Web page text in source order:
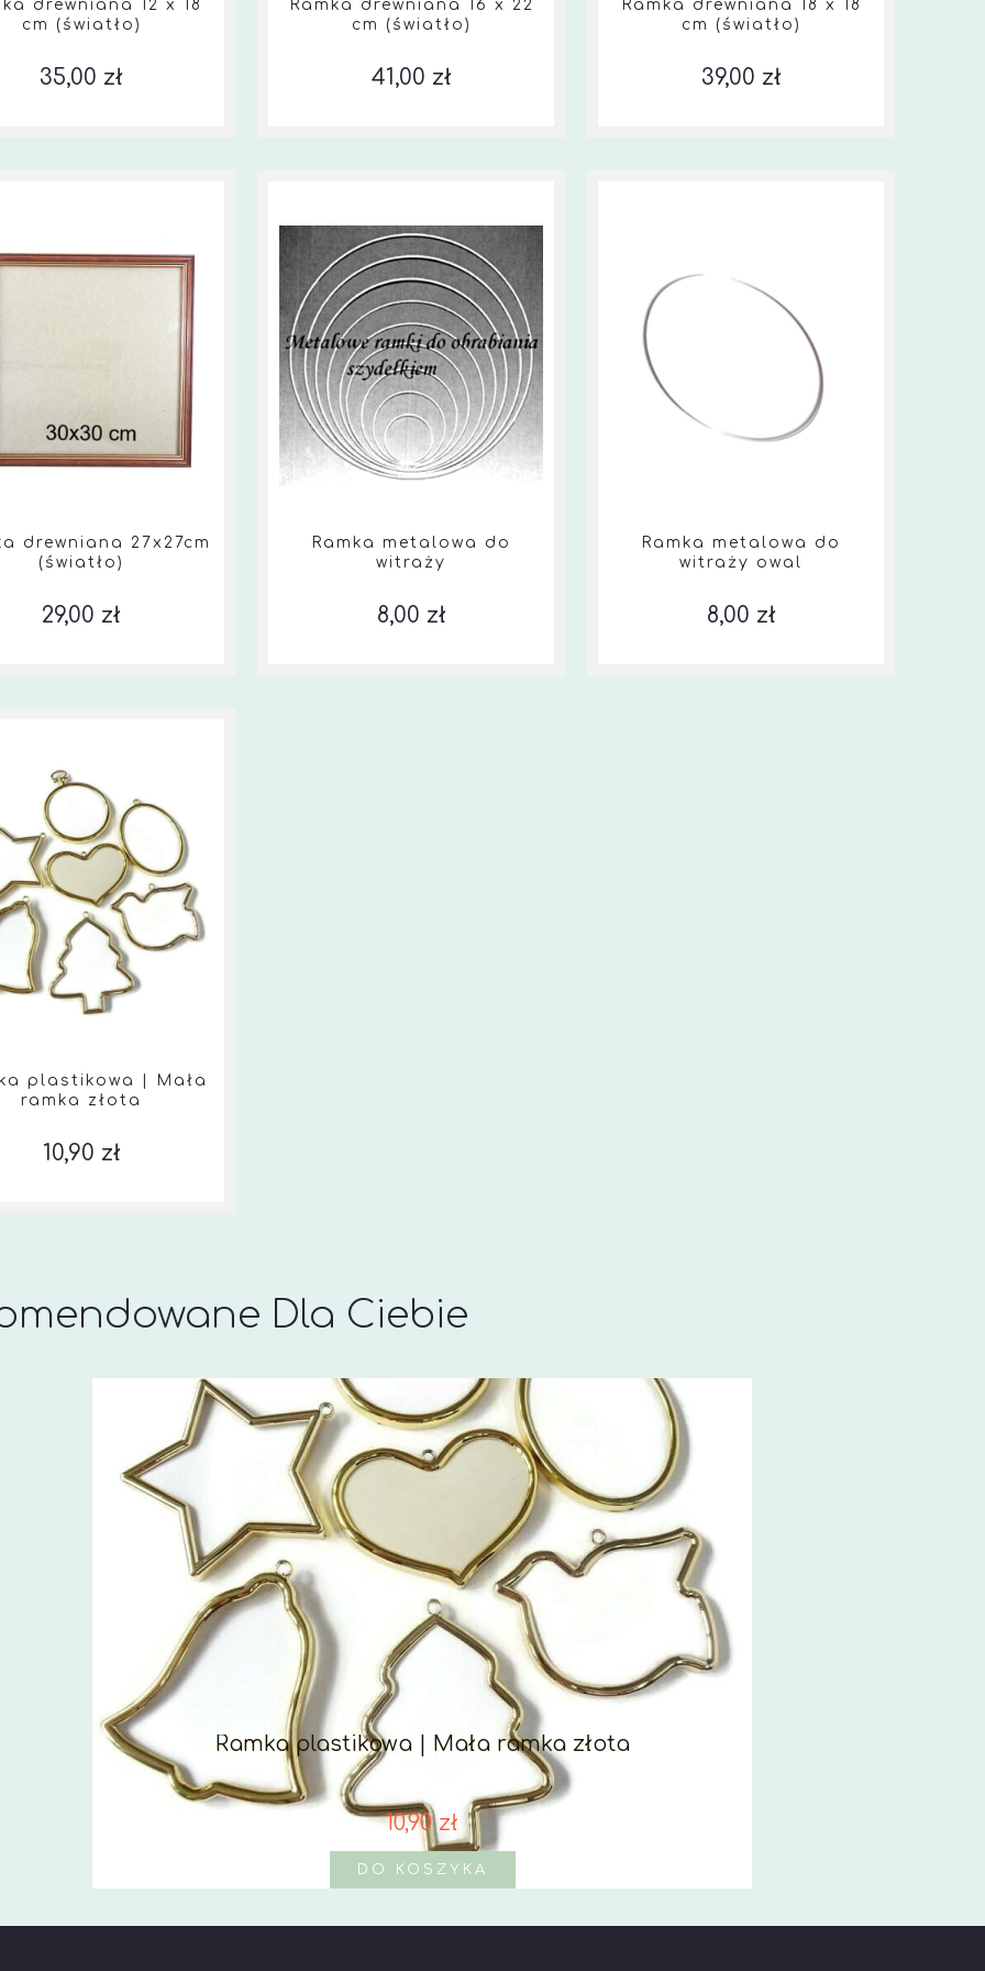
drewniana 12 x 18
cm (światło)
35,00 zł
Ramka drewniana 16 x 22
cm (światło)
41,00 zł
Ramka drewniana 18 x 18
cm (światło)
39,00 zł
drewniana 27x27cm
(światło)
29,00 zł
Ramka metalowa do
witraży
8,00 zł
Ramka metalowa do
witraży owal
8,00 zł
plastikowa | Mała
ramka złota
10,90 zł
Dla Ciebie
Ramka plastikowa | Mała ramka złota
10,90 zł
DO KOSZYKA